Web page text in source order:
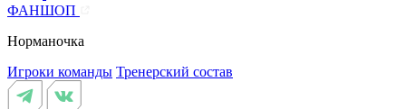
ФАНШОП
Норманочка
Игроки команды Тренерский состав